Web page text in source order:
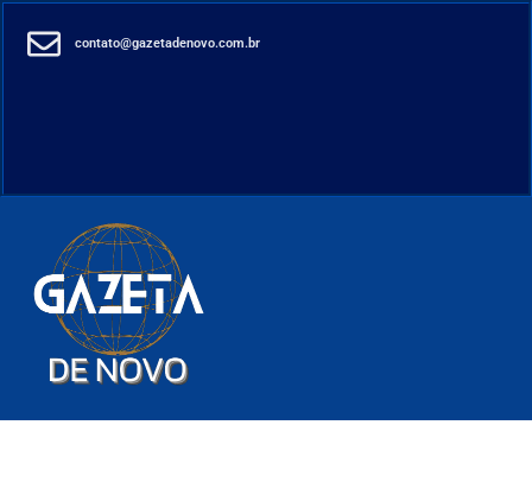
contato@gazetadenovo.com.br